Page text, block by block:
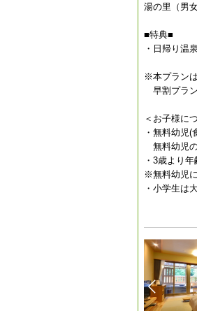
湯の里（男
■特典■
・日帰り温
※本プラン
早割プラン
＜お子様に
・無料幼児(
無料幼児の
・3歳より
※無料幼児
・小学生は